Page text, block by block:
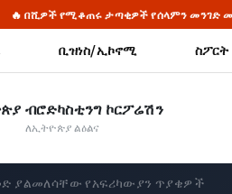
ወደ ኅብረተሰቡ እየተቀላቀሉ ነው - ጠቅላይ
ቢዝነስ/ኢኮኖሚ ስፖርት
ብሮድካስቲንግ ኮርፖሬሽን
ለኢትዮጵያ ልዕልና
ያልመለሳቸው የአፍሪካውያን ጥያቄዎች